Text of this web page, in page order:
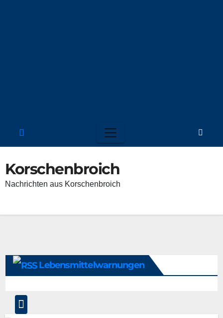
Korschenbroich
Nach­rich­ten aus Korschenbroich
Lebensmittelwarnungen